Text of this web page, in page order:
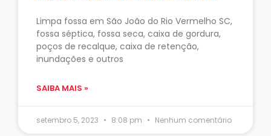
Limpa fossa em São João do Rio Vermelho SC,
fossa séptica, fossa seca, caixa de gordura,
poços de recalque, caixa de retenção,
inundações e outros
SAIBA MAIS »
setembro 5, 2023 8:08 pm Nenhum comentário